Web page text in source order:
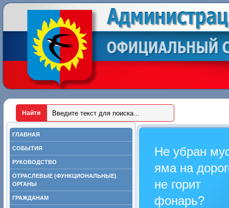
ГЛАВНАЯ
СОБЫТИЯ
РУКОВОДСТВО
ОТРАСЛЕВЫЕ (ФУНКЦИОНАЛЬНЫЕ)
ОРГАНЫ
ГРАЖДАНАМ
Не убран
яма на
не горит
фонарь?